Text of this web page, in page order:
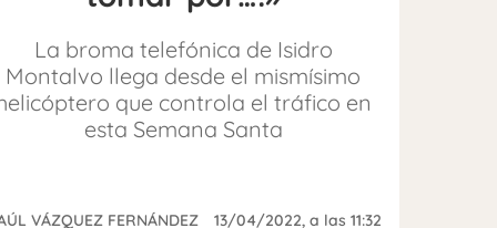
La broma telefónica de Isidro
Montalvo llega desde el mismísimo
que controla el tráfico en
esta Semana Santa
VÁZQUEZ FERNÁNDEZ 13/04/2022, a las 11:32